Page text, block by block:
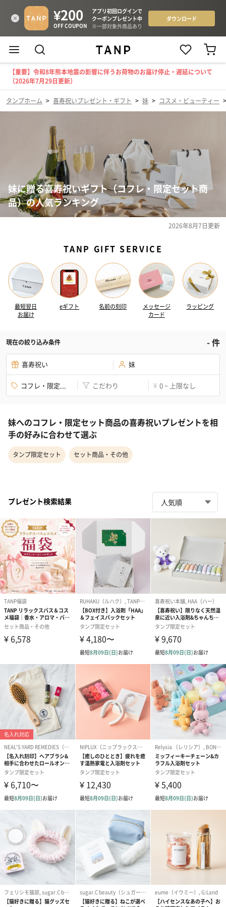
【重要】令和8年熊本地震の影響に伴うお荷物のお届け停止・遅延について
（2026年7月29日更新）
タンプホーム > 喜寿祝いプレゼント・ギフト > 妹 > コスメ・ビューティー
妹に贈る喜寿祝いギフト（コフレ・限定セット商
品）の人気ランキング
2026年8月7日更新
TANP GIFT SERVICE
最短翌日
お届け
eギフト 名前の刻印
メッセージ
カード
ラッピング
現在の絞り込み条件 -件
喜寿祝い 妹
コフレ・限定... こだわり ¥ 0 ~ 上限なし
妹へのコフレ・限定セット商品の喜寿祝いプレゼントを相
手の好みに合わせて選ぶ
タンプ限定セット セット商品・その他
プレゼント検索結果